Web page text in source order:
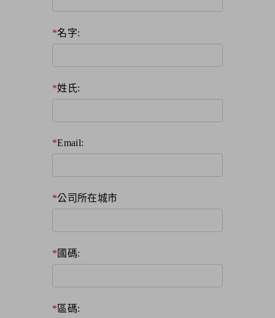
名字:
姓氏:
Email:
公司所在城市
國碼:
區碼: